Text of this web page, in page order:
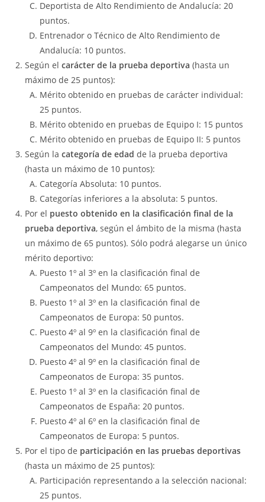
Deportista de Alto Rendimiento de Andalucía: 20
puntos.
Entrenador o Técnico de Alto Rendimiento de
Andalucía: 10 puntos.
Según elcarácter de la prueba deportiva (hasta un
máximo de 25 puntos):
Mérito obtenido en pruebas de carácter individual:
25 puntos.
Mérito obtenido en pruebas de Equipo I: 15 puntos
Mérito obtenido en pruebas de Equipo II: 5 puntos
Según lacategoría de edad de la prueba deportiva
(hasta un máximo de 10 puntos):
Categoría Absoluta: 10 puntos.
Categorías inferiores a la absoluta: 5 puntos.
Por el puesto obtenido en la clasificación final de la
prueba deportiva, según el ámbito de la misma (hasta
un máximo de 65 puntos). Sólo podrá alegarse un único
mérito deportivo:
Puesto 1º al 3º en la clasificación final de
Campeonatos del Mundo: 65 puntos.
Puesto 1º al 3º en la clasificación final de
Campeonatos de Europa: 50 puntos.
Puesto 4º al 9º en la clasificación final de
Campeonatos del Mundo: 45 puntos.
Puesto 4º al 9º en la clasificación final de
Campeonatos de Europa: 35 puntos.
Puesto 1º al 3º en la clasificación final de
Campeonatos de España: 20 puntos.
Puesto 4º al 6º en la clasificación final de
Campeonatos de Europa: 5 puntos.
Por el tipo de participación en las pruebas deportivas
(hasta un máximo de 25 puntos):
Participación representando a la selección nacional:
25 puntos.